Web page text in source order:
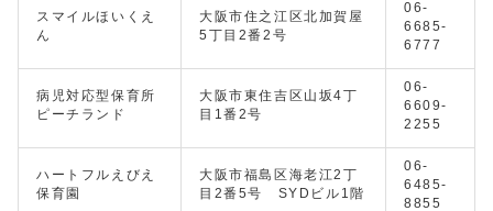
スマイルほいくえ
ん
大阪市住之江区北加賀屋
5丁目2番2号
06-
6685-
6777
病児対応型保育所
ピーチランド
大阪市東住吉区山坂4丁
目1番2号
06-
6609-
2255
ハートフルえびえ
保育園
大阪市福島区海老江2丁
目2番5号 SYDビル1階
06-
6485-
8855